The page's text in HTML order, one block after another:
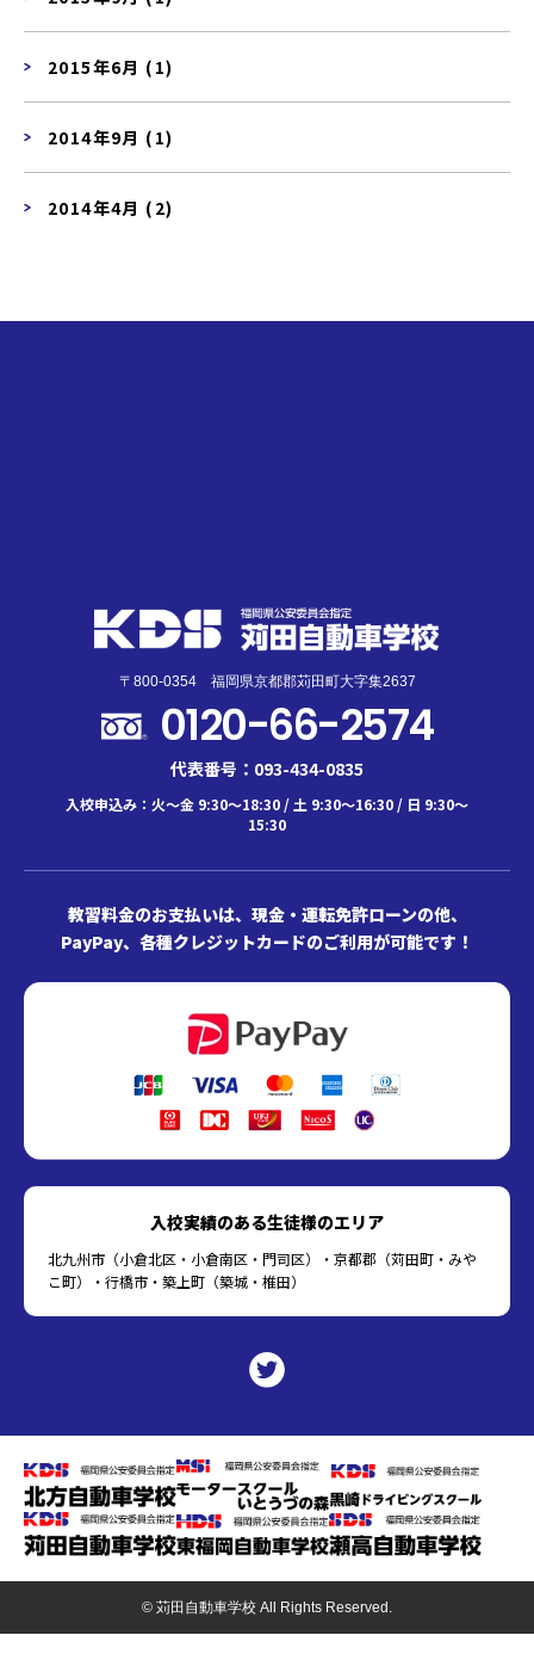
2015年6月 (1)
2014年9月 (1)
2014年4月 (2)
〒800-0354 福岡県京都郡苅田町大字集2637
0120-66-2574
代表番号：093-434-0835
入校申込み：火～金 9:30～18:30 / 土 9:30～16:30 / 日 9:30～
15:30
教習料金のお支払いは、現金・運転免許ローンの他、
PayPay、各種クレジットカードのご利用が可能です！
入校実績のある生徒様のエリア
北九州市（小倉北区・小倉南区・門司区）・京都郡（苅田町・みや
こ町）・行橋市・築上町（築城・椎田）
© 苅田自動車学校 All Rights Reserved.